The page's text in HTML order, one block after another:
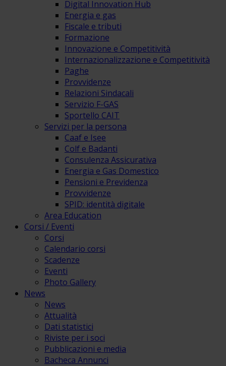
Digital Innovation Hub
Energia e gas
Fiscale e tributi
Formazione
Innovazione e Competitività
Internazionalizzazione e Competitività
Paghe
Provvidenze
Relazioni Sindacali
Servizio F-GAS
Sportello CAIT
Servizi per la persona
Caaf e Isee
Colf e Badanti
Consulenza Assicurativa
Energia e Gas Domestico
Pensioni e Previdenza
Provvidenze
SPID: identità digitale
Area Education
Corsi / Eventi
Corsi
Calendario corsi
Scadenze
Eventi
Photo Gallery
News
News
Attualità
Dati statistici
Riviste per i soci
Pubblicazioni e media
Bacheca Annunci